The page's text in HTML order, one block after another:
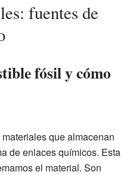
fuentes de
fósil y cómo
que almacenan
de enlaces químicos. Esta
el material. Son